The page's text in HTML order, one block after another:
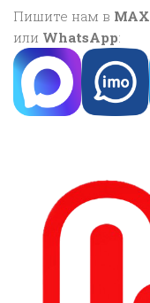
Пишите нам в MAX
или WhatsApp: